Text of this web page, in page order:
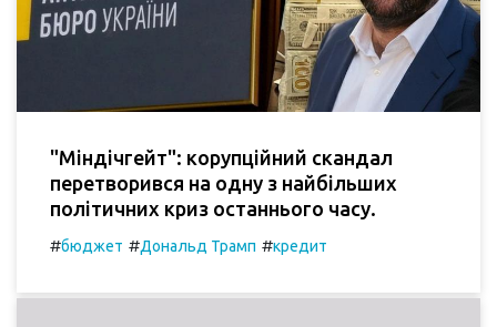
"Міндічгейт": корупційний скандал
перетворився на одну з найбільших
політичних криз останнього часу.
#бюджет #Дональд Трамп #кредит